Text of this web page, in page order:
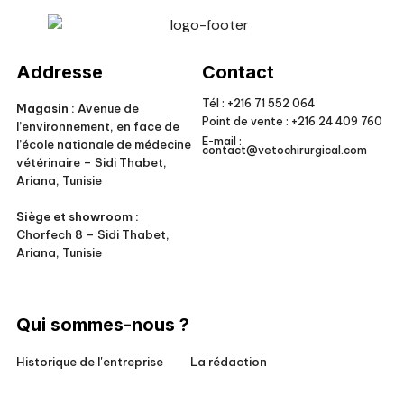
Addresse
Magasin : Avenue de
l’environnement, en face de
l’école nationale de médecine
vétérinaire – Sidi Thabet,
Ariana, Tunisie
Siège et showroom :
Chorfech 8 – Sidi Thabet,
Ariana, Tunisie
Contact
Tél : +216 71 552 064
Point de vente : +216 24 409 760
E-mail :
contact@vetochirurgical.com
Qui sommes-nous ?
Historique de l'entreprise
La rédaction